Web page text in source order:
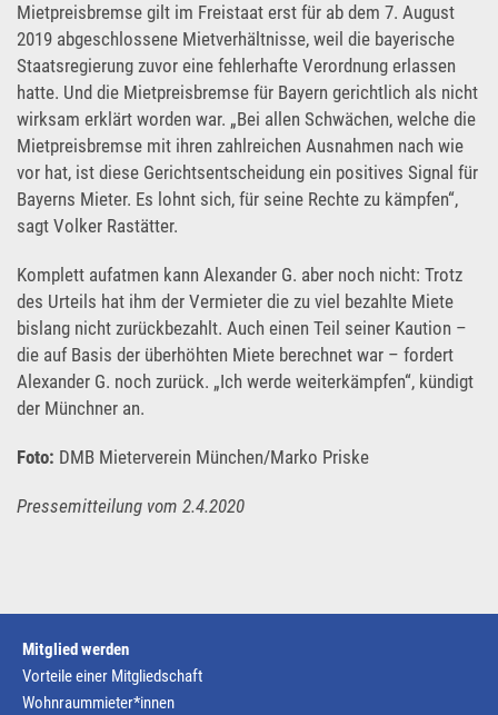
Mietpreisbremse gilt im Freistaat erst für ab dem 7. August
2019 abgeschlossene Mietverhältnisse, weil die bayerische
Staatsregierung zuvor eine fehlerhafte Verordnung erlassen
hatte. Und die Mietpreisbremse für Bayern gerichtlich als nicht
wirksam erklärt worden war. „Bei allen Schwächen, welche die
Mietpreisbremse mit ihren zahlreichen Ausnahmen nach wie
vor hat, ist diese Gerichtsentscheidung ein positives Signal für
Bayerns Mieter. Es lohnt sich, für seine Rechte zu kämpfen“,
sagt Volker Rastätter.
Komplett aufatmen kann Alexander G. aber noch nicht: Trotz
des Urteils hat ihm der Vermieter die zu viel bezahlte Miete
bislang nicht zurückbezahlt. Auch einen Teil seiner Kaution –
die auf Basis der überhöhten Miete berechnet war – fordert
Alexander G. noch zurück. „Ich werde weiterkämpfen“, kündigt
der Münchner an.
Foto: DMB Mieterverein München/Marko Priske
Pressemitteilung vom 2.4.2020
Mitglied werden
Vorteile einer Mitgliedschaft
Wohnraummieter*innen